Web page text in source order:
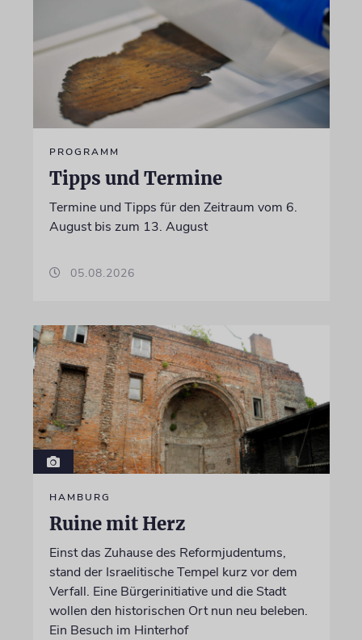
PROGRAMM
Tipps und Termine
Termine und Tipps für den Zeitraum vom 6.
August bis zum 13. August
05.08.2026
HAMBURG
Ruine mit Herz
Einst das Zuhause des Reformjudentums,
stand der Israelitische Tempel kurz vor dem
Verfall. Eine Bürgerinitiative und die Stadt
wollen den historischen Ort nun neu beleben.
Ein Besuch im Hinterhof